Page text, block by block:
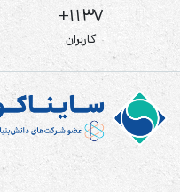
1137+
کاربران